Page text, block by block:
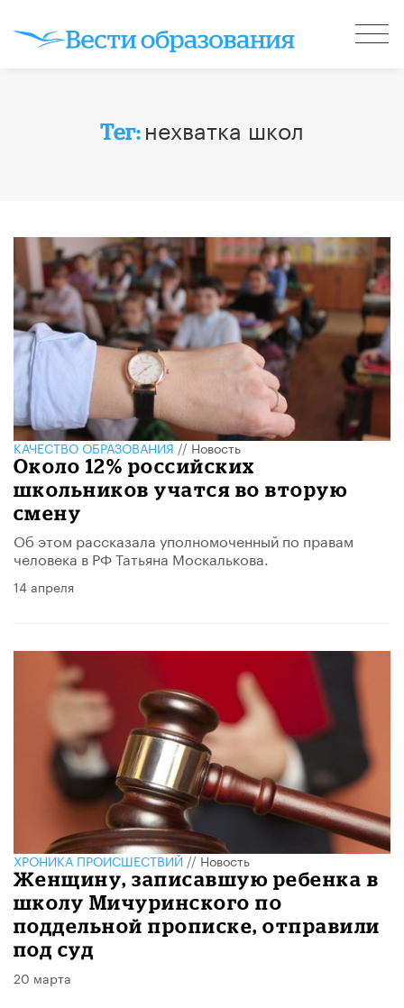
Тег: нехватка школ
КАЧЕСТВО ОБРАЗОВАНИЯ//Новость
Около 12% российских
школьников учатся во вторую
смену
Об этом рассказала уполномоченный по правам
человека в РФ Татьяна Москалькова.
14 апреля
ХРОНИКА ПРОИСШЕСТВИЙ//Новость
Женщину, записавшую ребенка в
школу Мичуринского по
поддельной прописке, отправили
под суд
20 марта